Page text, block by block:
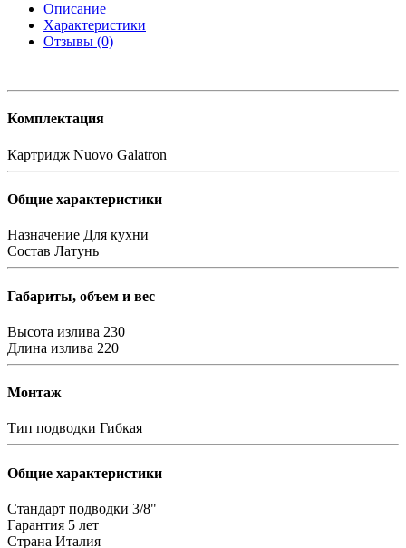
Описание
Характеристики
Отзывы (0)
Комплектация
Картридж Nuovo Galatron
Общие характеристики
Назначение Для кухни
Состав Латунь
Габариты, объем и вес
Высота излива 230
Длина излива 220
Монтаж
Тип подводки Гибкая
Общие характеристики
Стандарт подводки 3/8"
Гарантия 5 лет
Страна Италия